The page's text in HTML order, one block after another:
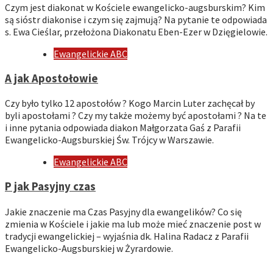
Czym jest diakonat w Kościele ewangelicko-augsburskim? Kim
są sióstr diakonise i czym się zajmują? Na pytanie te odpowiada
s. Ewa Cieślar, przełożona Diakonatu Eben-Ezer w Dzięgielowie.
Ewangelickie ABC
A jak Apostołowie
Czy było tylko 12 apostołów ? Kogo Marcin Luter zachęcał by
byli apostołami ? Czy my także możemy być apostołami ? Na te
i inne pytania odpowiada diakon Małgorzata Gaś z Parafii
Ewangelicko-Augsburskiej Św. Trójcy w Warszawie.
Ewangelickie ABC
P jak Pasyjny czas
Jakie znaczenie ma Czas Pasyjny dla ewangelików? Co się
zmienia w Kościele i jakie ma lub może mieć znaczenie post w
tradycji ewangelickiej – wyjaśnia dk. Halina Radacz z Parafii
Ewangelicko-Augsburskiej w Żyrardowie.